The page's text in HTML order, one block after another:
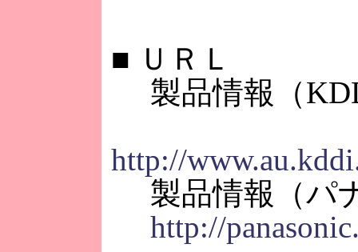
■ ＵＲＬ
製品情報（
http://
製品情報（パ
http://